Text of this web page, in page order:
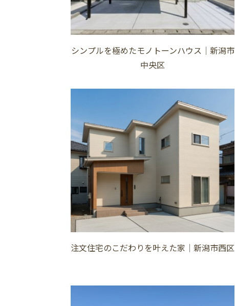
シンプルを極めたモノトーンハウス│新潟市
中央区
注文住宅のこだわりを叶えた家│新潟市西区